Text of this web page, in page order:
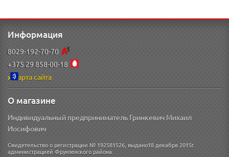
Информация
8029-192-70-70
+375 29 858-00-18
Карта сайта
О магазине
Индивидуальный предприниматель Гринкевич Михаил
Иосифович
Свидетельство о регистрации № 192581526, выдано18 декабря 2015г.
администрацией Фрунзенского района.